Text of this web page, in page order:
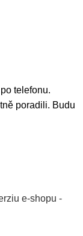
telefonu.
poradili. Budu
e-shopu -